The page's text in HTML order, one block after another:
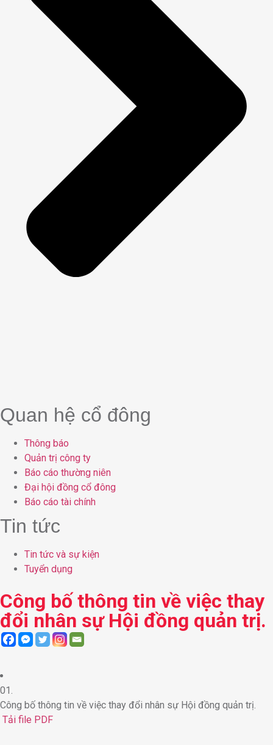
Quan hệ cổ đông
Thông báo
Quản trị công ty
Báo cáo thường niên
Đại hội đồng cổ đông
Báo cáo tài chính
Tin tức
Tin tức và sự kiện
Tuyển dụng
Công bố thông tin về việc thay
đổi nhân sự Hội đồng quản trị.
01.
Công bố thông tin về việc thay đổi nhân sự Hội đồng quản trị.
Tải file PDF